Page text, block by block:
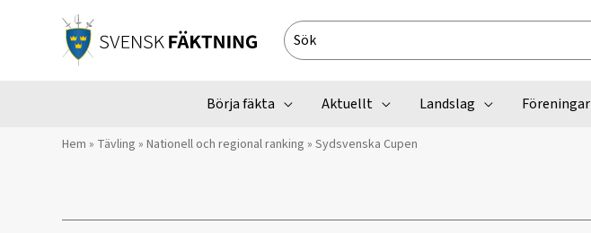
Search
for:
Börja fäkta Aktuellt Landslag Föreningar
Hem » Tävling » Nationell och regional ranking » Sydsvenska Cupen